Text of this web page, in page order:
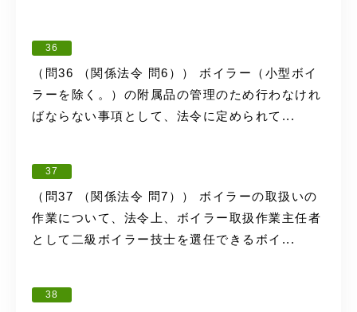
36
（問36 （関係法令 問6）） ボイラー（小型ボイ
ラーを除く。）の附属品の管理のため行わなけれ
ばならない事項として、法令に定められて...
37
（問37 （関係法令 問7）） ボイラーの取扱いの
作業について、法令上、ボイラー取扱作業主任者
として二級ボイラー技士を選任できるボイ...
38